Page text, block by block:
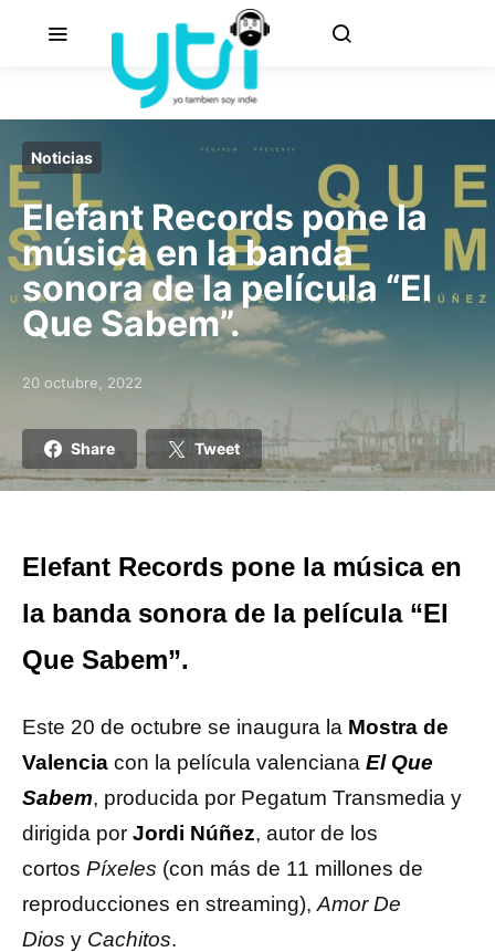
Noticias
Elefant Records pone la
música en la banda
sonora de la película “El
Que Sabem”.
Posted on
20 octubre, 2022
Share Tweet
Elefant Records pone la música en
la banda sonora de la película “El
Que Sabem”.
Este 20 de octubre se inaugura la Mostra de
Valencia con la película valenciana El Que
Sabem, producida por Pegatum Transmedia y
dirigida por Jordi Núñez, autor de los
cortos Píxeles (con más de 11 millones de
reproducciones en streaming), Amor De
Dios y Cachitos.